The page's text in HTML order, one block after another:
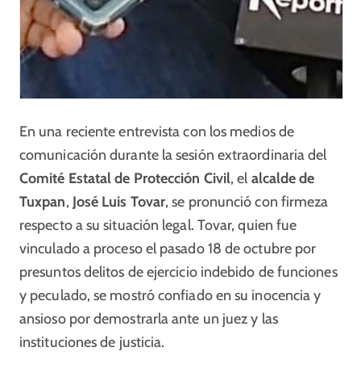
En una reciente entrevista con los medios de
comunicación durante la sesión extraordinaria del
Comité Estatal de Protección Civil, el alcalde de
Tuxpan, José Luis Tovar, se pronunció con firmeza
respecto a su situación legal. Tovar, quien fue
vinculado a proceso el pasado 18 de octubre por
presuntos delitos de ejercicio indebido de funciones
y peculado, se mostró confiado en su inocencia y
ansioso por demostrarla ante un juez y las
instituciones de justicia.